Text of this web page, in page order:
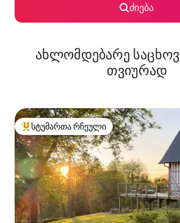
ძიება
ახლომდებარე
თვიურად
სტუმართა რჩეული მოწინავე ვარიანტი
სტუმართა რჩეული